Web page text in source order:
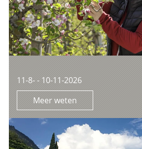
11-8- - 10-11-2026
Meer weten